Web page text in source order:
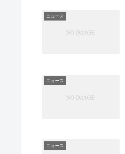
ニュース
ニュース
ニュース